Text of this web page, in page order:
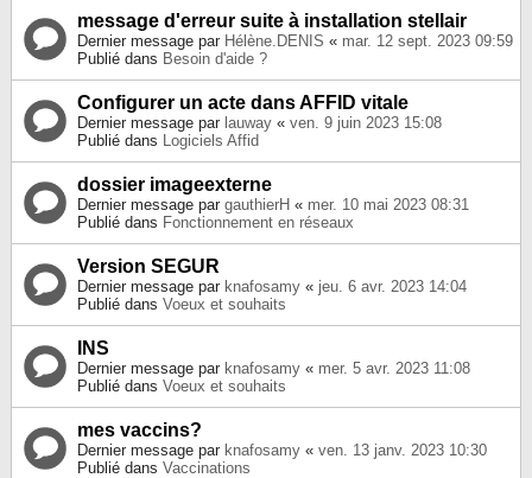
message d'erreur suite à installation stellair
Dernier message par Hélène.DENIS « mar. 12 sept. 2023 09:59
Publié dans Besoin d'aide ?
Configurer un acte dans AFFID vitale
Dernier message par lauway « ven. 9 juin 2023 15:08
Publié dans Logiciels Affid
dossier imageexterne
Dernier message par gauthierH « mer. 10 mai 2023 08:31
Publié dans Fonctionnement en réseaux
Version SEGUR
Dernier message par knafosamy « jeu. 6 avr. 2023 14:04
Publié dans Voeux et souhaits
INS
Dernier message par knafosamy « mer. 5 avr. 2023 11:08
Publié dans Voeux et souhaits
mes vaccins?
Dernier message par knafosamy « ven. 13 janv. 2023 10:30
Publié dans Vaccinations